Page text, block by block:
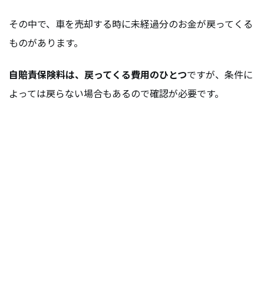
その中で、車を売却する時に未経過分のお金が戻ってくる
ものがあります。
自賠責保険料は、戻ってくる費用のひとつですが、条件に
よっては戻らない場合もあるので確認が必要です。